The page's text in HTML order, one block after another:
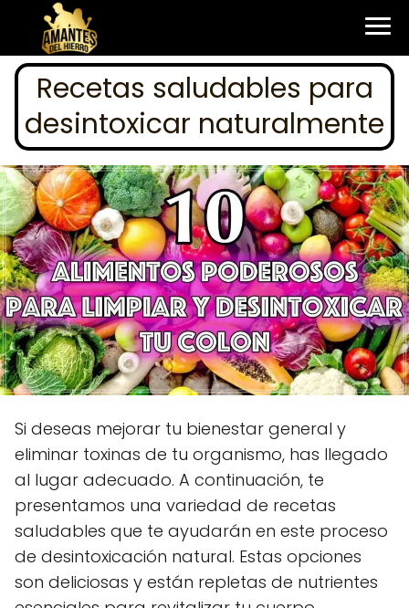
Recetas saludables para
desintoxicar naturalmente
Si deseas mejorar tu bienestar general y
eliminar toxinas de tu organismo, has llegado
al lugar adecuado. A continuación, te
presentamos una variedad de recetas
saludables que te ayudarán en este proceso
de desintoxicación natural. Estas opciones
son deliciosas y están repletas de nutrientes